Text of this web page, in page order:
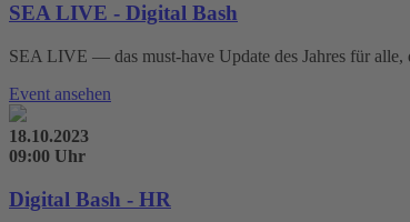
SEA LIVE - Digital Bash
SEA LIVE — das must-have Update des Jahres für
Event ansehen
18.10.2023
09:00 Uhr
Digital Bash - HR